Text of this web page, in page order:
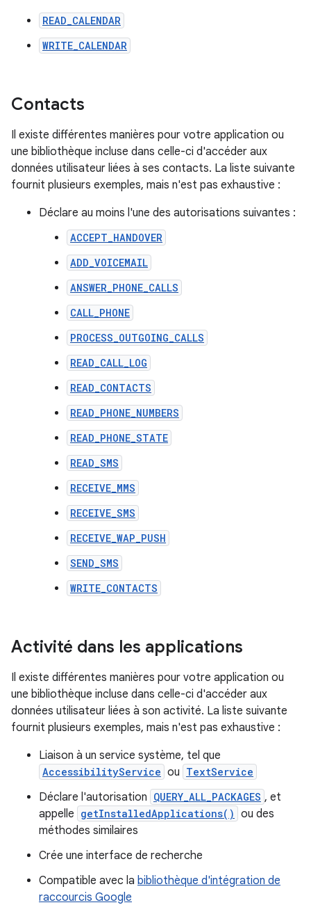
READ_CALENDAR
WRITE_CALENDAR
Contacts
Il existe différentes manières pour votre application ou
une bibliothèque incluse dans celle-ci d'accéder aux
données utilisateur liées à ses contacts. La liste suivante
fournit plusieurs exemples, mais n'est pas exhaustive :
Déclare au moins l'une des autorisations suivantes :
ACCEPT_HANDOVER
ADD_VOICEMAIL
ANSWER_PHONE_CALLS
CALL_PHONE
PROCESS_OUTGOING_CALLS
READ_CALL_LOG
READ_CONTACTS
READ_PHONE_NUMBERS
READ_PHONE_STATE
READ_SMS
RECEIVE_MMS
RECEIVE_SMS
RECEIVE_WAP_PUSH
SEND_SMS
WRITE_CONTACTS
Activité dans les applications
Il existe différentes manières pour votre application ou
une bibliothèque incluse dans celle-ci d'accéder aux
données utilisateur liées à son activité. La liste suivante
fournit plusieurs exemples, mais n'est pas exhaustive :
Liaison à un service système, tel que
AccessibilityService ou TextService
Déclare l'autorisation QUERY_ALL_PACKAGES , et
appelle getInstalledApplications() ou des
méthodes similaires
Crée une interface de recherche
Compatible avec la bibliothèque d'intégration de
raccourcis Google